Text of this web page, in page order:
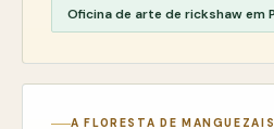
Oficina de arte de rickshaw em
A FLORESTA DE MANGUEZAIS